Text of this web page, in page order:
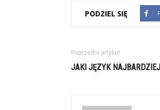
PODZIEL SIĘ
Poprzedni artykuł
JAKI JĘZYK